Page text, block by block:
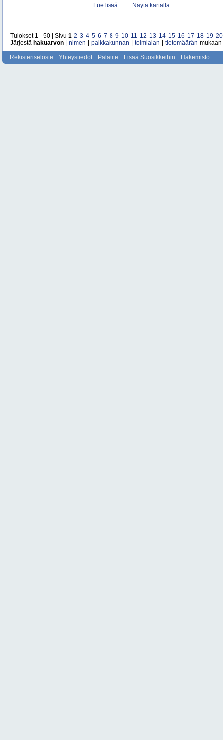
Lue lisää..
Näytä kartalla
Tulokset 1 - 50 | Sivu 1 2 3 4 5 6 7 8 9 10 11 12 13 14 15 16 17 18 19 20
Järjestä hakuarvon nimen paikkakunnan toimialan tietomäärän mukaan
Rekisteriseloste Yhteystiedot Palaute Lisää Suosikkeihin Hakemisto